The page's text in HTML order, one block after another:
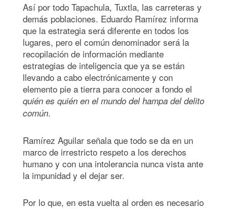
Así por todo Tapachula, Tuxtla, las carreteras y
demás poblaciones. Eduardo Ramírez informa
que la estrategia será diferente en todos los
lugares, pero el común denominador será la
recopilación de información mediante
estrategias de inteligencia que ya se están
llevando a cabo electrónicamente y con
elemento pie a tierra para conocer a fondo el
quién es quién en el mundo del hampa del delito
común.
Ramírez Aguilar señala que todo se da en un
marco de irrestricto respeto a los derechos
humano y con una intolerancia nunca vista ante
la impunidad y el dejar ser.
Por lo que, en esta vuelta al orden es necesario